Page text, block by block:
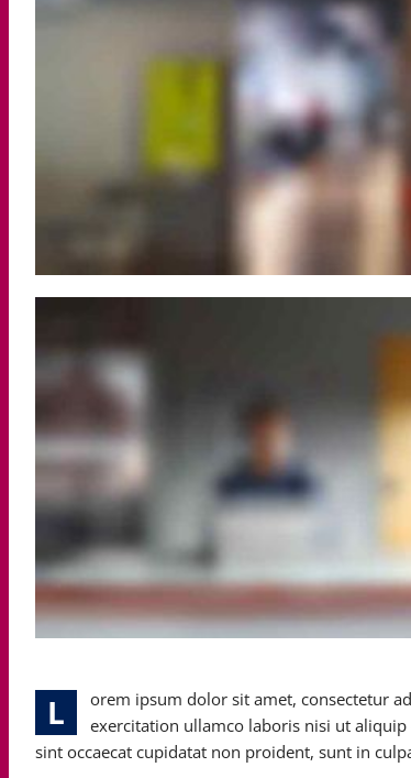
L orem ipsum dolor sit amet, consectetur
exercitation ullamco laboris nisi ut
sint occaecat cupidatat non proident, sunt in